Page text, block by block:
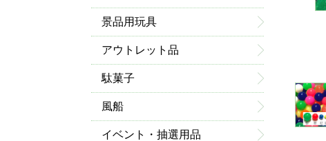
景品用玩具
アウトレット品
駄菓子
風船
イベント・抽選用品